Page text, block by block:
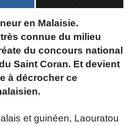
en Malaisie.
connue du milieu
du concours national
Saint Coran. Et devient
à décrocher ce
et guinéen, Laouratou